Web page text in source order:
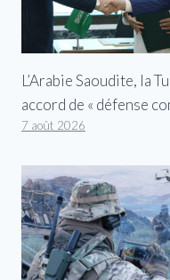
L’Arabie Saoudite, la
accord de « défense
7 août 2026